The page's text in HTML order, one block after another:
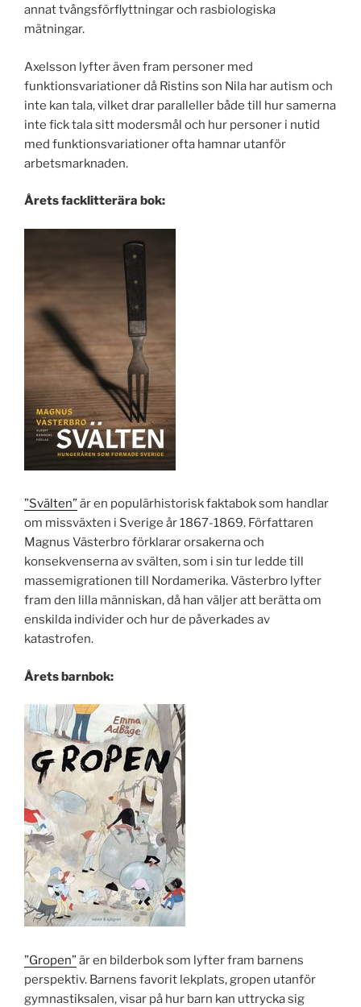
annat tvångsförflyttningar och rasbiologiska
mätningar.
Axelsson lyfter även fram personer med
funktionsvariationer då Ristins son Nila har autism och
inte kan tala, vilket drar paralleller både till hur samerna
inte fick tala sitt modersmål och hur personer i nutid
med funktionsvariationer ofta hamnar utanför
arbetsmarknaden.
Årets facklitterära bok:
”Svälten”är en populärhistorisk faktabok som handlar
om missväxten i Sverige år 1867-1869. Författaren
Magnus Västerbro förklarar orsakerna och
konsekvenserna av svälten, som i sin tur ledde till
massemigrationen till Nordamerika. Västerbro lyfter
fram den lilla människan, då han väljer att berätta om
enskilda individer och hur de påverkades av
katastrofen.
Årets barnbok:
”Gropen”är en bilderbok som lyfter fram barnens
perspektiv. Barnens favorit lekplats, gropen utanför
gymnastiksalen, visar på hur barn kan uttrycka sig